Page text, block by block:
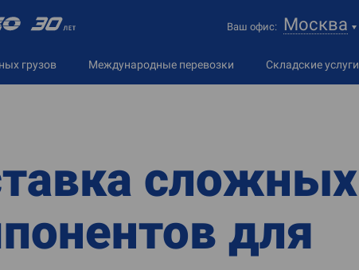
Ваш офис: Москва
грузов Международные перевозки Складские услуги
сложных
для